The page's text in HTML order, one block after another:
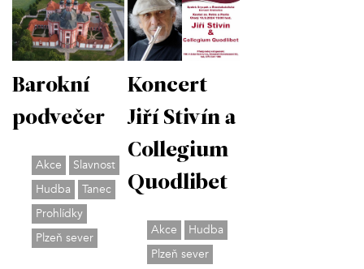
Barokní
podvečer
Akce
Slavnost
Hudba
Tanec
Prohlídky
Plzeň sever
Koncert
Jiří Stivín a
Collegium
Quodlibet
Akce
Hudba
Plzeň sever